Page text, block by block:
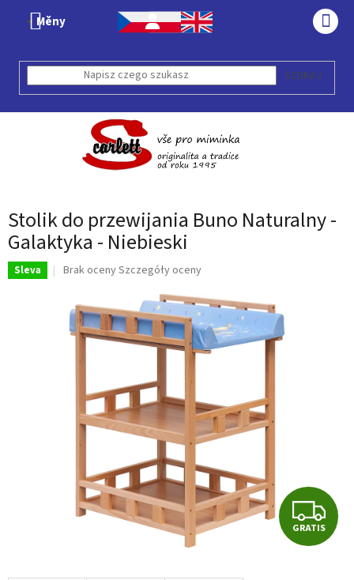
Měny
SZUKAJ
Stolik do przewijania Buno Naturalny -
Galaktyka - Niebieski
Sleva
Średnia
wynosi
0,0
Brak ocenySzczegóły oceny
G
R
GRATIS